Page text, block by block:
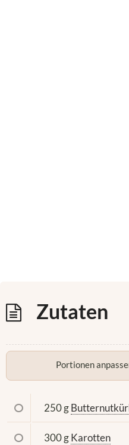
Zutaten
Portionen
250 g
300 gKarotten